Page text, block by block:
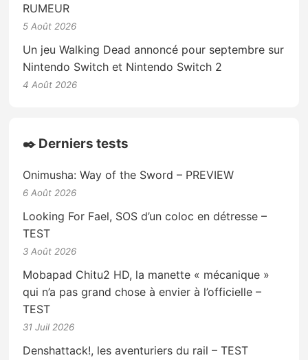
RUMEUR
5 Août 2026
Un jeu Walking Dead annoncé pour septembre sur
Nintendo Switch et Nintendo Switch 2
4 Août 2026
✒️ Derniers tests
Onimusha: Way of the Sword – PREVIEW
6 Août 2026
Looking For Fael, SOS d’un coloc en détresse –
TEST
3 Août 2026
Mobapad Chitu2 HD, la manette « mécanique »
qui n’a pas grand chose à envier à l’officielle –
TEST
31 Juil 2026
Denshattack!, les aventuriers du rail – TEST